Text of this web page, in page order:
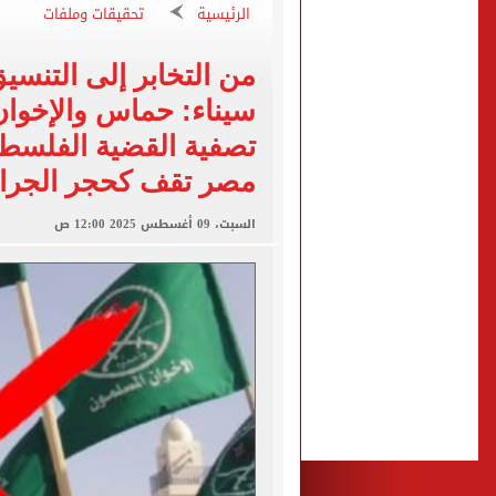
عبد الله السعيد يواصل
شيكو بانزا يخطر الزمالك
رسميا.. اتحاد الكرة يعلن
براءة المتهم بقتل والدته بـ12 طعنة والشروع في قتل شقيقته بالشرقية
الرئيسية تحقيقات وملفات
من التخابر إلى
سيناء: حماس
تصفية القضية
مصر تقف كحجر
السبت، 09 أغسطس 2025 12:00 ص